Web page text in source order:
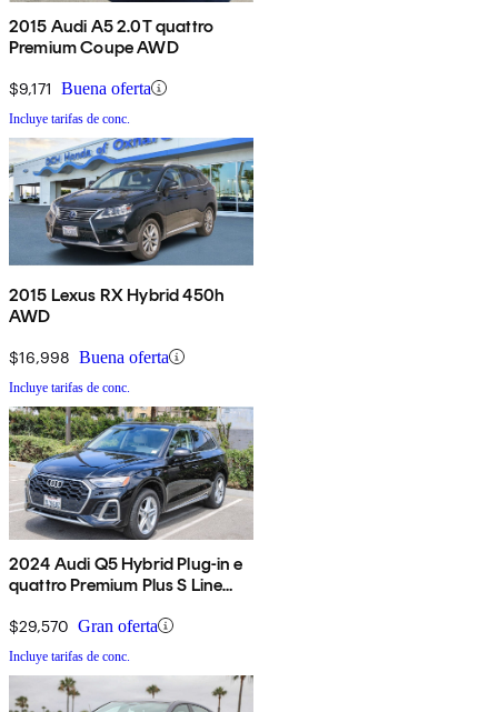
2015 Audi A5 2.0T quattro
Premium Coupe AWD
$9,171 Buena oferta
Incluye tarifas de conc.
2015 Lexus RX Hybrid 450h
AWD
$16,998 Buena oferta
Incluye tarifas de conc.
2024 Audi Q5 Hybrid Plug-in e
quattro Premium Plus S Line
$29,570 Gran oferta
Incluye tarifas de conc.